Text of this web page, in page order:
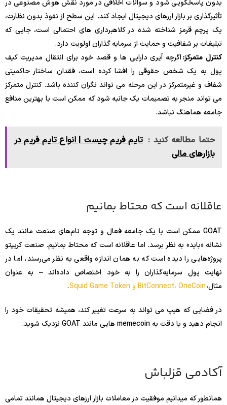
بدون پاسخگویی شود و سوالات اخلاقی در مورد نقش هوش مصنوعی در
تأثیرگذاری بر بازار ارزهای دیجیتال ایجاد کند. این سطح از نفوذ بدون نظارت،
یک پرچم قرمز شناخته شده در کلاهبرداری های احتمالی است، جایی که
تبلیغات بر شفافیت و حمایت از سرمایه گذاران اولویت دارد.
کنترل متمرکز:اگرچه آیری دارایی ها و قصد خود برای انتقال مدیریت کیف
پول به یک شخص حقوقی را افشا کرده است، فقدان ساختار حاکمیتی
شفاف و غیرمتمرکز در این مرحله می تواند نگران کننده باشد. کنترل متمرکز
می تواند منجر به تصمیمات یک جانبه شود که ممکن است با بهترین منافع
جامعه هماهنگ نباشد.
حتما مطالعه کنید : تایم فریم چیست | انواع تایم فریم در
بازارهای مالی
عاقلانه است که محتاط بمانیم
GOAT ممکن است با یک جامعه فعال و توجه نام‌های صنعت مانند یک
نشانه «باید» به نظر برسد. اما عاقلانه است که محتاط بمانیم. صنعت کریپتو
پروژه‌هایی را دیده است که به همان اندازه واقعی به نظر می‌رسند، اما در
نهایت پول سرمایه‌گذاران را به خود اختصاص داده‌اند – به عنوان
مثال،BitConnect، OneCoin و Squid Game Token .
در فضایی که هیپ می تواند به سرعت تغییر کند، همیشه تحقیقات خود را
انجام دهید و با دقت به memecoin هایی مانند GOAT نزدیک شوید.
آکادمی قزلباش
همانطور که میدانیم موفقیت در معاملات بازار ارزهای دیجیتال همانند تمامی